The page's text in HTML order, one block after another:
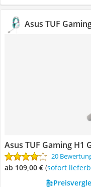
Asus TUF
Asus TUF Gaming H1
20
ab 109,00 € ( Sofort